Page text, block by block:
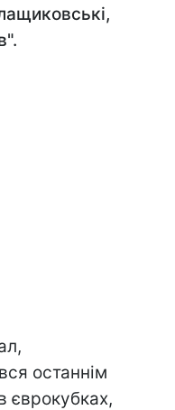
останнім
єврокубках,